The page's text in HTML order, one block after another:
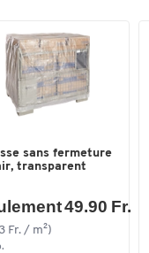
sans fermeture
transparent
49.90 Fr.
Fr. / m²)